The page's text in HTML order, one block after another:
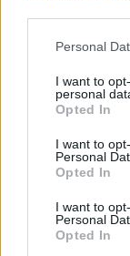
Personal
I want to
personal
Opted In
I want to
Personal
Opted In
I want to
Personal
Opted In
Στέφανος
«βουτιά» στα
SHOWBIZ
Νατάσα
τρυφερή